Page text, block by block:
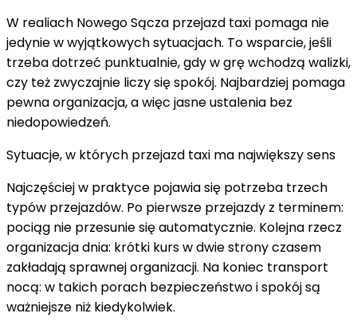
liczy
się
czas
i
spokój
W realiach Nowego Sącza przejazd taxi pomaga nie
jedynie w wyjątkowych sytuacjach. To wsparcie, jeśli
trzeba dotrzeć punktualnie, gdy w grę wchodzą walizki,
czy też zwyczajnie liczy się spokój. Najbardziej pomaga
pewna organizacja, a więc jasne ustalenia bez
niedopowiedzeń.
Sytuacje, w których przejazd taxi ma największy sens
Najczęściej w praktyce pojawia się potrzeba trzech
typów przejazdów. Po pierwsze przejazdy z terminem:
pociąg nie przesunie się automatycznie. Kolejna rzecz
organizacja dnia: krótki kurs w dwie strony czasem
zakładają sprawnej organizacji. Na koniec transport
nocą: w takich porach bezpieczeństwo i spokój są
ważniejsze niż kiedykolwiek.